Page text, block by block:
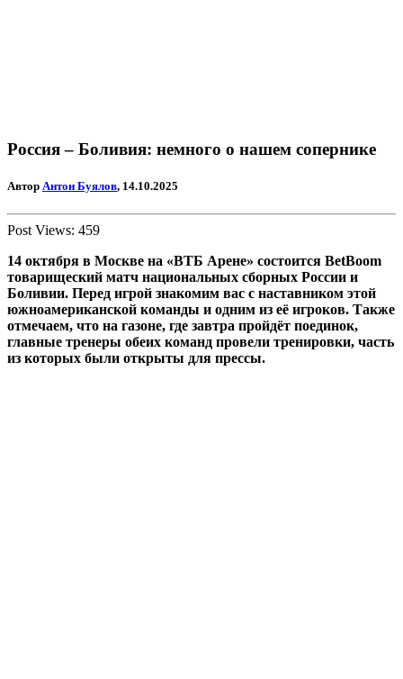
Россия – Боливия: немного о нашем сопернике
Автор Антон Буялов, 14.10.2025
Post Views: 459
14 октября в Москве на «ВТБ Арене» состоится BetBoom
товарищеский матч национальных сборных России и
Боливии. Перед игрой знакомим вас с наставником этой
южноамериканской команды и одним из её игроков. Также
отмечаем, что на газоне, где завтра пройдёт поединок,
главные тренеры обеих команд провели тренировки, часть
из которых были открыты для прессы.